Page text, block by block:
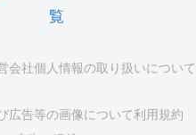
覧
会社個人情報の取り扱いについて
広告等の画像について利用規約